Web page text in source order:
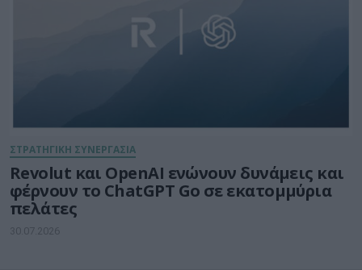
ΣΤΡΑΤΗΓΙΚΗ ΣΥΝΕΡΓΑΣΙΑ
Revolut και OpenAI ενώνουν δυνάμεις και
φέρνουν το ChatGPT Go σε εκατομμύρια
πελάτες
30.07.2026